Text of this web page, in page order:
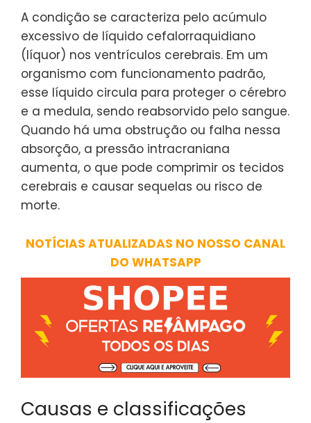
A condição se caracteriza pelo acúmulo
excessivo de líquido cefalorraquidiano
(líquor) nos ventrículos cerebrais. Em um
organismo com funcionamento padrão,
esse líquido circula para proteger o cérebro
e a medula, sendo reabsorvido pelo sangue.
Quando há uma obstrução ou falha nessa
absorção, a pressão intracraniana
aumenta, o que pode comprimir os tecidos
cerebrais e causar sequelas ou risco de
morte.
NOTÍCIAS ATUALIZADAS NO NOSSO CANAL
DO WHATSAPP
Causas e classificações